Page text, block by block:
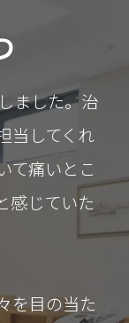
ました。治
当してくれ
て痛いとこ
感じていた
を目の当た